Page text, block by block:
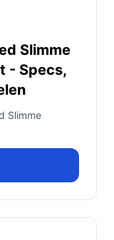
Slimme
- Specs,
Slimme